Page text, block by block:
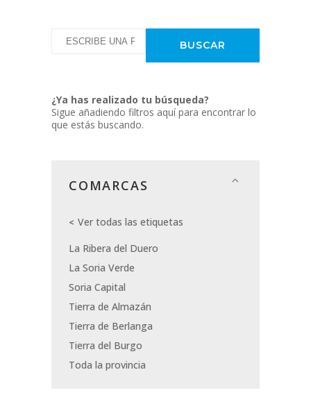
¿Ya has realizado tu búsqueda?
Sigue añadiendo filtros aquí para encontrar lo
que estás buscando.
COMARCAS
Ver todas las etiquetas
La Ribera del Duero
La Soria Verde
Soria Capital
Tierra de Almazán
Tierra de Berlanga
Tierra del Burgo
Toda la provincia